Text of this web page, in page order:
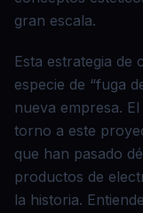
gran escala.
Esta estrategia de
especie de “fuga
nueva empresa.
torno a este
que han pasado
productos de
la historia.